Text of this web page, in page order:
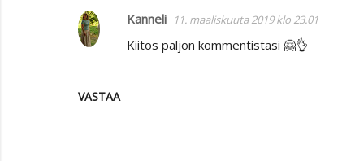
VASTAA
Kanneli 11. maaliskuuta 2019 klo 23.01
Kiitos paljon kommentistasi 🤗👌